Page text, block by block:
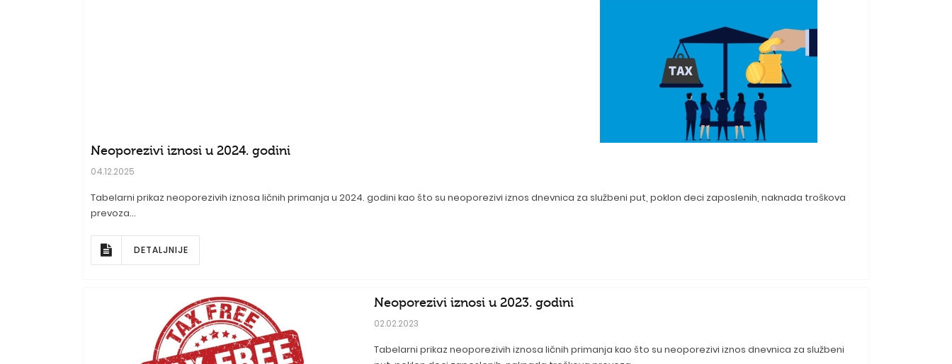
Neoporezivi iznosi u 2024. godini
04.12.2025
Tabelarni prikaz neoporezivih iznosa ličnih primanja u 2024. godini kao što su neoporezivi iznos dnevnica za službeni put, poklon deci zaposlenih, naknada troškova
prevoza...
DETALJNIJE
Neoporezivi iznosi u 2023. godini
02.02.2023
Tabelarni prikaz neoporezivih iznosa ličnih primanja kao što su neoporezivi iznos dnevnica za službeni